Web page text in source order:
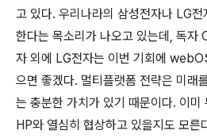
고 있다. 우리나라의 삼성전자나 LG
한다는 목소리가 나오고 있는데, 독자
자 외에 LG전자는 이번 기회에
으면 좋겠다. 멀티플랫폼 전략은 미
는 충분한 가치가 있기 때문이다. 이
HP와 열심히 협상하고 있을지도 모른